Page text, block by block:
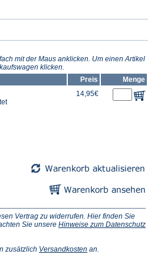
mit der Maus anklicken. Um einen Artikel
klicken.
Preis
Menge
14,95€
Vertrag zu widerrufen. Hier finden Sie
Sie unsere Hinweise zum Datenschutz
zusätzlich Versandkosten (Öffnet
an.